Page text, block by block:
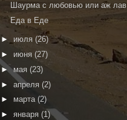
Шаурма с любовью или аж лав
Еда в Еде
► июля (26)
► июня (27)
►мая (23)
► апреля (2)
► марта (2)
► января (1)